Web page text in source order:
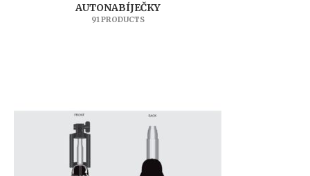
AUTONABÍJEČKY
91 PRODUCTS